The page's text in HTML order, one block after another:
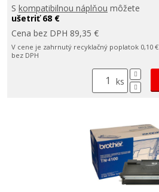
S kompatibilnou náplňou môžete
ušetriť 68 €
Cena bez DPH 89,35 €
V cene je zahrnutý recyklačný poplatok 0,10 €
bez DPH
ks